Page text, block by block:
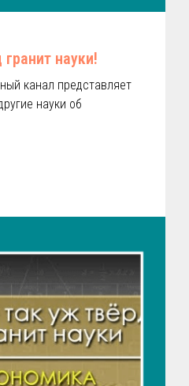
науки!
канал представляет
науки об